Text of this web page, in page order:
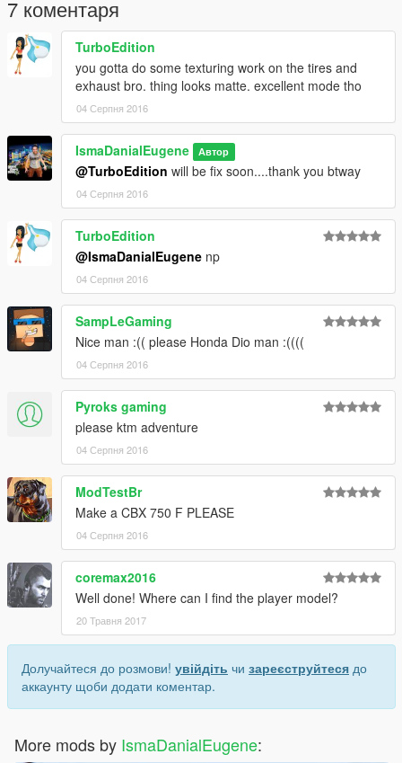
7 коментаря
TurboEdition
you gotta do some texturing work on the tires and
exhaust bro. thing looks matte. excellent mode tho
04 Серпня 2016
IsmaDanialEugene Автор
@TurboEdition will be fix soon....thank you btway
04 Серпня 2016
TurboEdition
@IsmaDanialEugene np
04 Серпня 2016
SampLeGaming
Nice man :(( please Honda Dio man :((((
04 Серпня 2016
Pyroks gaming
please ktm adventure
04 Серпня 2016
ModTestBr
Make a CBX 750 F PLEASE
04 Серпня 2016
coremax2016
Well done! Where can I find the player model?
20 Травня 2017
Долучайтеся до розмови! увійдіть чи зареєструйтеся до
аккаунту щоби додати коментар.
More mods by IsmaDanialEugene: